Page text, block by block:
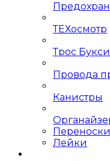
ТЕХосмотр
Трос
Провода
Канистры
Лейки